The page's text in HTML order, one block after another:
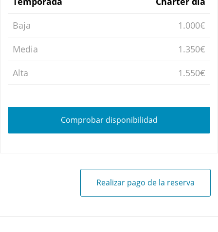
Baja 1.000€
Media 1.350€
Alta 1.550€
Comprobar disponibilidad
Realizar pago de la reserva